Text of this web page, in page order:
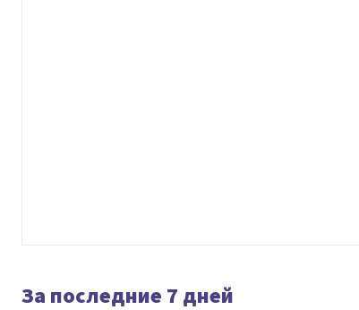
За последние 7 дней